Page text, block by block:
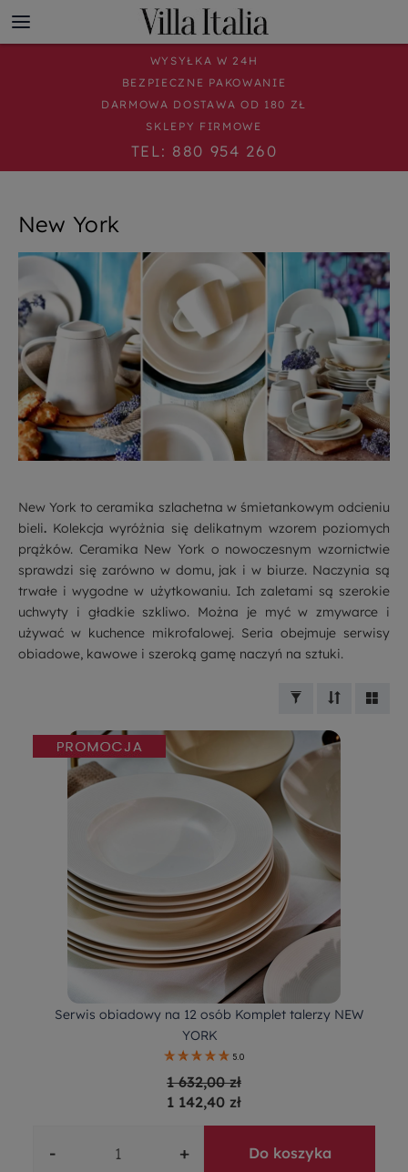
WYSYŁKA W 24H
BEZPIECZNE PAKOWANIE
DARMOWA DOSTAWA OD 180 ZŁ
SKLEPY FIRMOWE
TEL: 880 954 260
New York
New York to ceramika szlachetna w śmietankowym odcieniu
bieli. Kolekcja wyróżnia się delikatnym wzorem poziomych
prążków. Ceramika New York o nowoczesnym wzornictwie
sprawdzi się zarówno w domu, jak i w biurze. Naczynia są
trwałe i wygodne w użytkowaniu. Ich zaletami są szerokie
uchwyty i gładkie szkliwo. Można je myć w zmywarce i
używać w kuchence mikrofalowej. Seria obejmuje serwisy
obiadowe, kawowe i szeroką gamę naczyń na sztuki.
Serwis obiadowy na 12 osób Komplet talerzy NEW
YORK
5.0
1 632,00 zł
1 142,40 zł
- + Do koszyka